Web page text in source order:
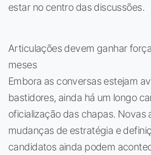
estar no centro das discussões.
Articulações devem ganhar
meses
Embora as conversas estejam
bastidores, ainda há um longo
oficialização das chapas. Novas
mudanças de estratégia e
candidatos ainda podem